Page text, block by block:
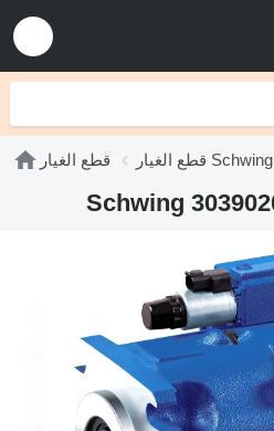
قطع الغيار قطع الغيار Schwing